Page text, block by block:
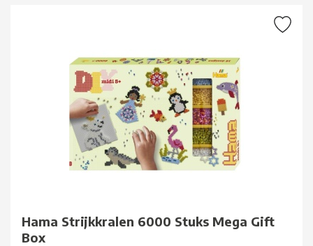
Hama Strijkkralen 6000 Stuks Mega Gift
Box